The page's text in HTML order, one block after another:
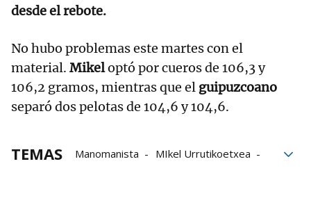
desde el rebote.
No hubo problemas este martes con el
material. Mikeloptó por cueros de 106,3 y
106,2 gramos, mientras que el guipuzcoano
separó dos pelotas de 104,6 y 104,6.
TEMAS Manomanista
MIkel Urrutikoetxea